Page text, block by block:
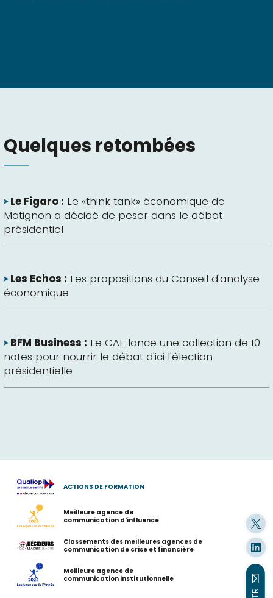
Quelques retombées
Le Figaro : Le «think tank» économique de
Matignon a décidé de peser dans le débat
présidentiel
Les Echos : Les propositions du Conseil d'analyse
économique
BFM Business : Le CAE lance une collection de 10
notes pour nourrir le débat d'ici l'élection
présidentielle
ACTIONS DE FORMATION
Meilleure agence de
communication d'influence
Classements des meilleures agences de
communication de crise et financière
Meilleure agence de
communication institutionnelle